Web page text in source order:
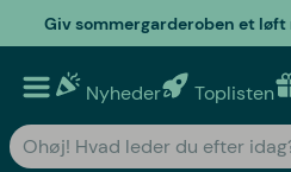
Giv sommergarderoben et
Nyheder Toplisten